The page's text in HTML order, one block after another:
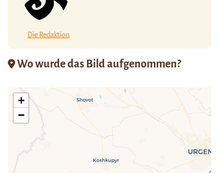
Die Redaktion
Wo wurde das Bild aufgenommen?
+
−